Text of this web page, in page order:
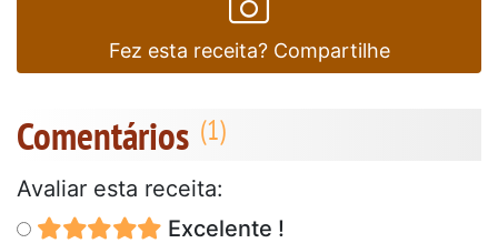
Fez esta receita? Compartilhe
Comentários
Avaliar esta receita:
Excelente !